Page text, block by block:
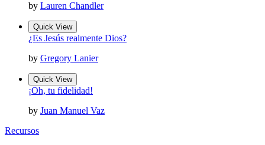
by Lauren Chandler
Quick View
¿Es Jesús realmente Dios?
by Gregory Lanier
Quick View
¡Oh, tu fidelidad!
by Juan Manuel Vaz
Recursos